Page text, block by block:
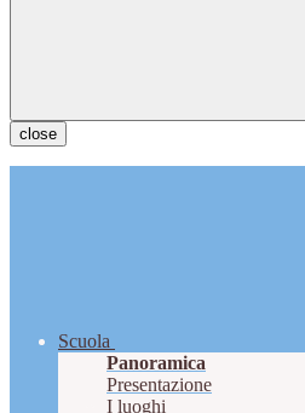
close
Scuola
Panoramica
Presentazione
I luoghi